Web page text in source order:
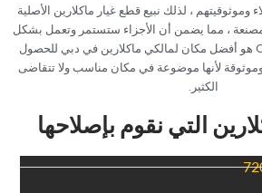
التي نقوم بإصلاحها‏
، لذلك نبيع قطع غيار ماكلارين الأصلية
، مما يضمن أن الأجزاء ستستمر وتعمل بشكل
جيد. Car Garage Expert هو أفضل مكان لمالكي ماكلارين في دبي للحصول
لأنها موضوعة في مكان مناسب ولا تتقاضى
الكثير.‏